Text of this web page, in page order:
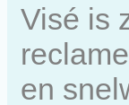
Visé is
en